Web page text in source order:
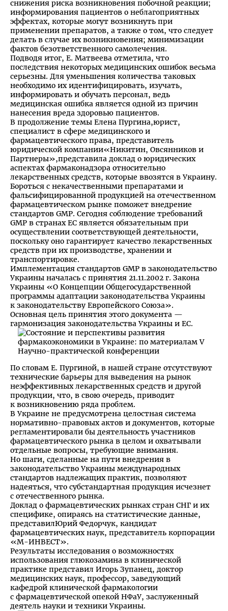
снижения риска возникновения побочной реакции;
информирования пациентов о неблагоприятных
эффектах, которые могут возникнуть при
применении препаратов, а также о том, что следует
делать в случае их возникновения; минимизации
фактов безответственного самолечения.
Подводя итог, Е. Матвеева отметила, что
последствия некоторых медицинских ошибок весьма
серьезны. Для уменьшения количества таковых
необходимо их идентифицировать, изучать,
информировать и обучать персонал, ведь
медицинская ошибка является одной из причин
нанесения вреда здоровью пациентов.
В продолжение темы Елена Пургина,юрист,
специалист в сфере медицинского и
фармацевтического права, представитель
юридической компании«Никитин, Овсянников и
Партнеры»,представила доклад о юридических
аспектах фармаконадзора относительно
лекарственных средств, которые ввозятся в Украину.
Бороться с некачественными препаратами и
фальсифицированной продукцией на отечественном
фармацевтическом рынке поможет внедрение
стандартов GMP. Сегодня соблюдение требований
GMP в странах ЕС является обязательным при
осуществлении соответствующей деятельности,
поскольку оно гарантирует качество лекарственных
средств при их производстве, хранении и
транспортировке.
Имплементация стандартов GMP в законодательство
Украины началась с принятия 21.11.2002 г. Закона
Украины «О Концепции Общегосударственной
программы адаптации законодательства Украины
к законодательству Европейского Союза».
Основная цель принятия этого документа —
гармонизация законодательства Украины и ЕС.
По словам Е. Пургиной, в нашей стране отсутствуют
технические барьеры для выведения на рынок
неэффективных лекарственных средств и другой
продукции, что, в свою очередь, приводит
к возникновению ряда проблем.
В Украине не предусмотрена целостная система
нормативно-правовых актов и документов, которые
регламентировали бы деятельность участников
фармацевтического рынка в целом и охватывали
отдельные вопросы, требующие внимания.
Но шаги, сделанные на пути внедрения в
законодательство Украины международных
стандартов надлежащих практик, позволяют
надеяться, что субстандартная продукция исчезнет
с отечественного рынка.
Доклад о фармацевтических рынках стран СНГ и их
специфике, опираясь на статистические данные,
представилЮрий Федорчук, кандидат
фармацевтических наук, представитель корпорации
«М-ИНВЕСТ».
Результаты исследования о возможностях
использования глюкозамина в клинической
практике представил Игорь Зупанец, доктор
медицинских наук, профессор, заведующий
кафедрой клинической фармакологии
с фармацевтической опекой НФаУ, заслуженный
деятель науки и техники Украины.